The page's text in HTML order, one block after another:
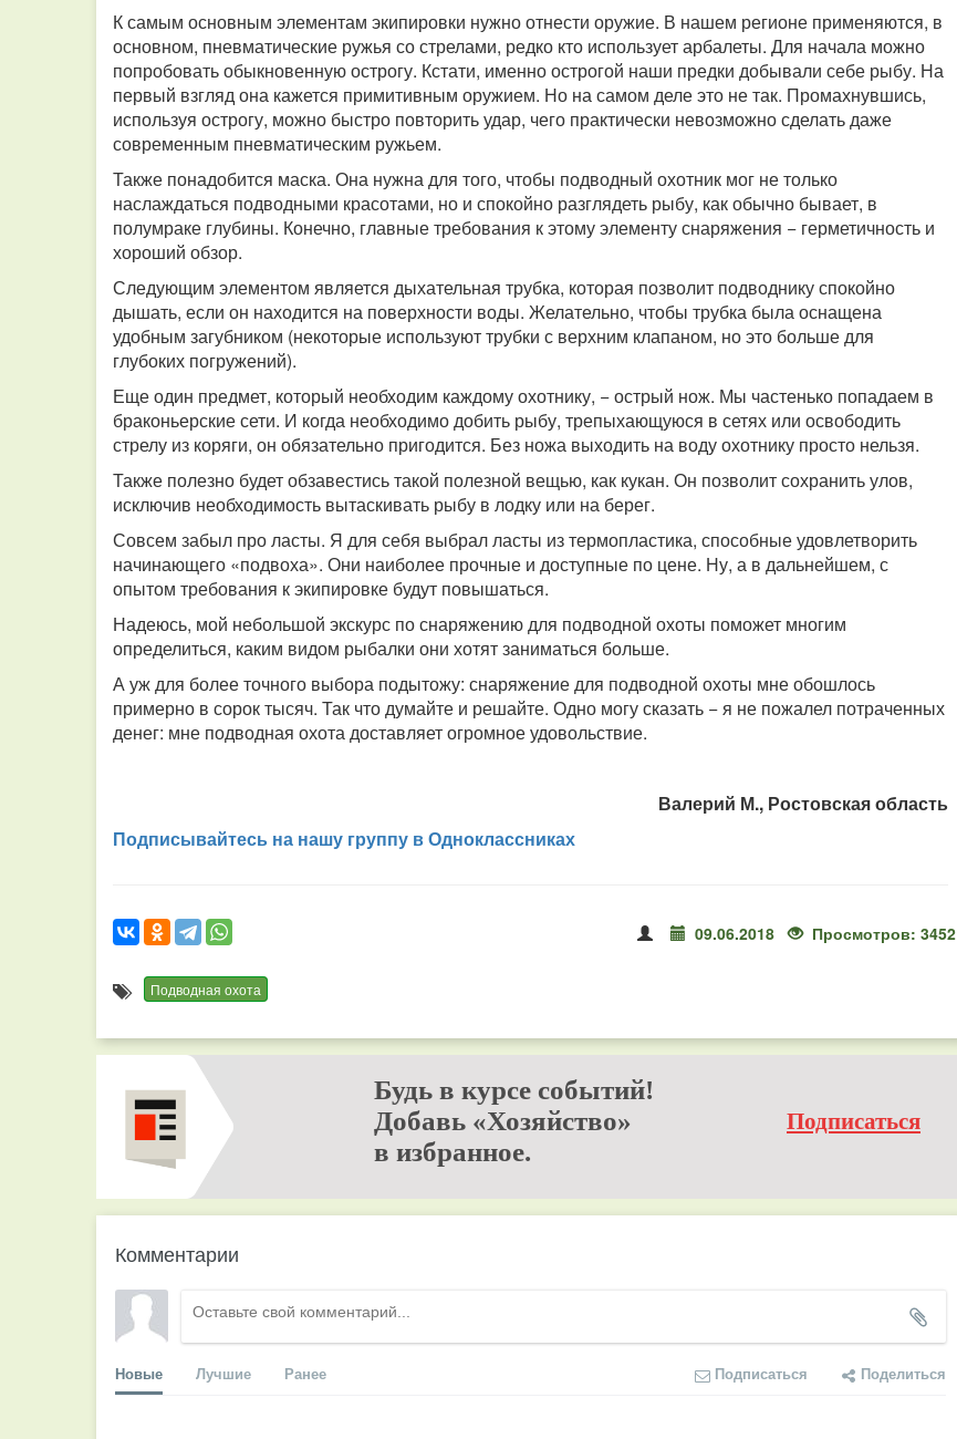
К самым основным элементам экипировки нужно отнести оружие. В нашем регионе применяются, в
основном, пневматические ружья со стрелами, редко кто использует арбалеты. Для начала можно
попробовать обыкновенную острогу. Кстати, именно острогой наши предки добывали себе рыбу. На
первый взгляд она кажется примитивным оружием. Но на самом деле это не так. Промахнувшись,
используя острогу, можно быстро повторить удар, чего практически невозможно сделать даже
современным пневматическим ружьем.
Также понадобится маска. Она нужна для того, чтобы подводный охотник мог не только
наслаждаться подводными красотами, но и спокойно разглядеть рыбу, как обычно бывает, в
полумраке глубины. Конечно, главные требования к этому элементу снаряжения − герметичность и
хороший обзор.
Следующим элементом является дыхательная трубка, которая позволит подводнику спокойно
дышать, если он находится на поверхности воды. Желательно, чтобы трубка была оснащена
удобным загубником (некоторые используют трубки с верхним клапаном, но это больше для
глубоких погружений).
Еще один предмет, который необходим каждому охотнику, − острый нож. Мы частенько попадаем в
браконьерские сети. И когда необходимо добить рыбу, трепыхающуюся в сетях или освободить
стрелу из коряги, он обязательно пригодится. Без ножа выходить на воду охотнику просто нельзя.
Также полезно будет обзавестись такой полезной вещью, как кукан. Он позволит сохранить улов,
исключив необходимость вытаскивать рыбу в лодку или на берег.
Совсем забыл про ласты. Я для себя выбрал ласты из термопластика, способные удовлетворить
начинающего «подвоха». Они наиболее прочные и доступные по цене. Ну, а в дальнейшем, с
опытом требования к экипировке будут повышаться.
Надеюсь, мой небольшой экскурс по снаряжению для подводной охоты поможет многим
определиться, каким видом рыбалки они хотят заниматься больше.
А уж для более точного выбора подытожу: снаряжение для подводной охоты мне обошлось
примерно в сорок тысяч. Так что думайте и решайте. Одно могу сказать − я не пожалел потраченных
денег: мне подводная охота доставляет огромное удовольствие.
Валерий М., Ростовская область
Подписывайтесь на нашу группу в Одноклассниках
09.06.2018 Просмотров: 3452
Подводная охота
Будь в курсе событий!
Добавь «Хозяйство»
в избранное.
Подписаться
Комментарии
Новые Лучшие Ранее Подписаться Поделиться